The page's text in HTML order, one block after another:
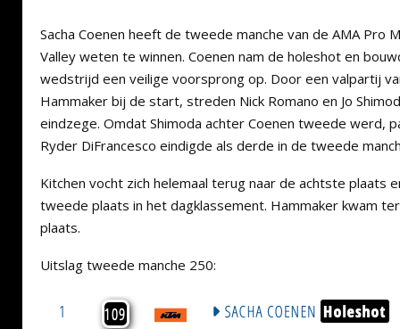
Sacha Coenen heeft de tweede manche van de AMA Pro
Valley weten te winnen. Coenen nam de holeshot en
wedstrijd een veilige voorsprong op. Door een valpartij
Hammaker bij de start, streden Nick Romano en Jo
eindzege. Omdat Shimoda achter Coenen tweede werd,
Ryder DiFrancesco eindigde als derde in de tweede
Kitchen vocht zich helemaal terug naar de achtste plaats
tweede plaats in het dagklassement. Hammaker kwam
plaats.
Uitslag tweede manche 250: